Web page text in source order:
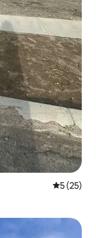
5 de uma
5 (25)